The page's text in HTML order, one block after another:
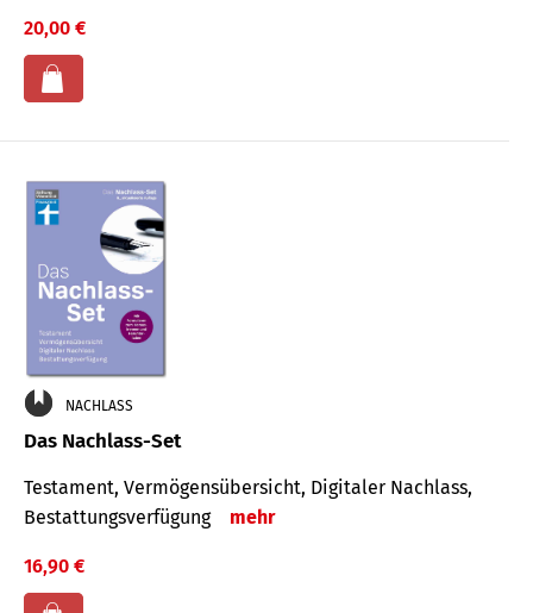
20,00 €
NACHLASS
Das Nachlass-Set
Testament, Vermögens­übersicht, Digitaler Nach­lass,
Bestat­tungs­ver­fügung
mehr
16,90 €